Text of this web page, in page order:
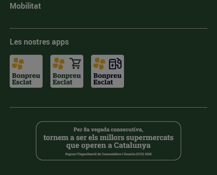
Mobilitat
Les nostres apps